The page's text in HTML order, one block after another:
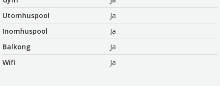
Utomhuspool
Ja
Inomhuspool
Ja
Balkong
Ja
Wifi
Ja